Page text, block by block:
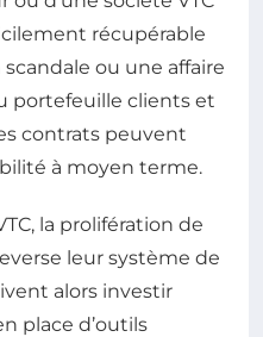
récupérable
ou une affaire
portefeuille clients et
contrats peuvent
à moyen terme.
la prolifération de
leur système de
alors investir
place d’outils